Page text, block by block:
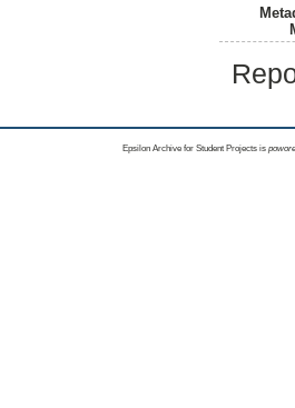
Epsilon Archive for Student Projects is